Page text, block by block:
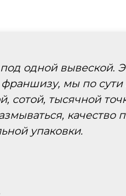
одной вывеской.
мы по
сотой, тысячной
качество
упаковки.